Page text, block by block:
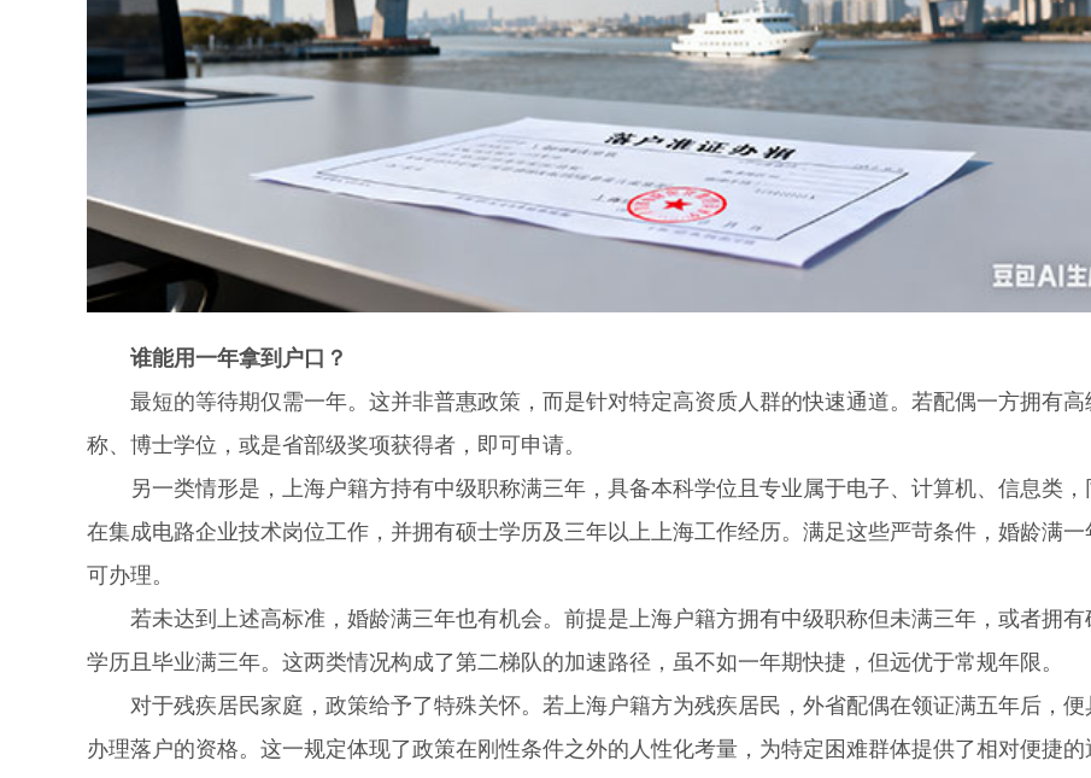
谁能用一年拿到户口？
最短的等待期仅需一年。这并非普惠政策，而是针对特定高资质人群的快速通道。若配偶一方拥有高
称、博士学位，或是省部级奖项获得者，即可申请。
另一类情形是，上海户籍方持有中级职称满三年，具备本科学位且专业属于电子、计算机、信息类，
在集成电路企业技术岗位工作，并拥有硕士学历及三年以上上海工作经历。满足这些严苛条件，婚龄满一
可办理。
若未达到上述高标准，婚龄满三年也有机会。前提是上海户籍方拥有中级职称但未满三年，或者拥有
学历且毕业满三年。这两类情况构成了第二梯队的加速路径，虽不如一年期快捷，但远优于常规年限。
对于残疾居民家庭，政策给予了特殊关怀。若上海户籍方为残疾居民，外省配偶在领证满五年后，便
办理落户的资格。这一规定体现了政策在刚性条件之外的人性化考量，为特定困难群体提供了相对便捷的